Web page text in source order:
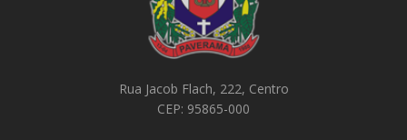
Rua Jacob Flach, 222, Centro
CEP: 95865-000